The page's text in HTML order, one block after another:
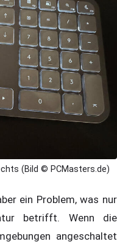
(Bild © PCMasters.de)
ein Problem, was nur
betrifft. Wenn die
angeschaltet